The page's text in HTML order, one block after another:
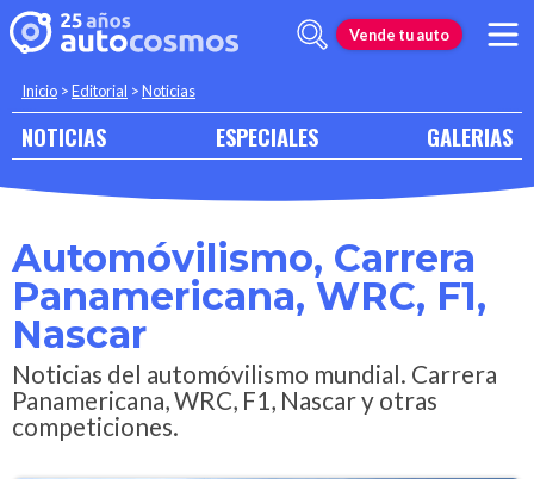
Vende tu auto
Inicio >Editorial >Noticias
NOTICIAS ESPECIALES GALERIAS
Automóvilismo, Carrera
Panamericana, WRC, F1,
Nascar
Noticias del automóvilismo mundial. Carrera
Panamericana, WRC, F1, Nascar y otras
competiciones.